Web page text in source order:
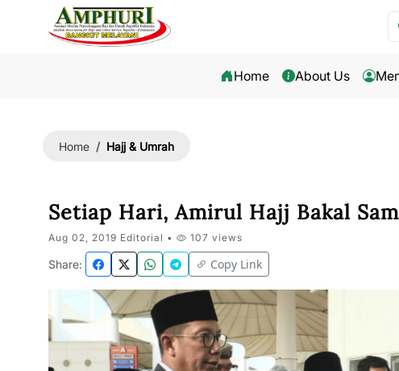
Home About Us
Home Hajj & Umrah
Setiap Hari, Amirul Hajj Bakal
Aug 02, 2019 Editorial • 107 views
Share: Copy Link